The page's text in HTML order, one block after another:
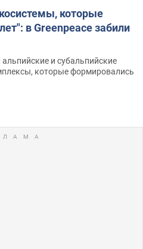
которые
в Greenpeace забили
и субальпийские
которые формировались